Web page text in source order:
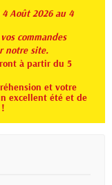
Août 2026 au 4
commandes
notre site.
à partir du 5
et votre
excellent été et de